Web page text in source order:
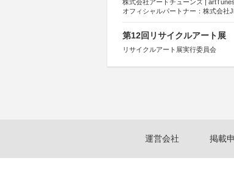
株式会社アートチューンズ |
オフィシャルパートナー：株式会社
第12回リサイクルアート展
リサイクルアート展実行委員会
運営会社 掲載